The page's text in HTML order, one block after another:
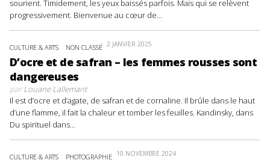
sourient. Timidement, les yeux baissés parfois. Mais qui se relèvent
progressivement. Bienvenue au cœur de...
CULTURE & ARTS NON CLASSÉ 2 JANVIER 2025
D’ocre et de safran – les femmes rousses sont
dangereuses
parLouane Lallemant
Il est d’ocre et d’agate, de safran et de cornaline. Il brûle dans le haut
d’une flamme, il fait la chaleur et tomber les feuilles. Kandinsky, dans
Du spirituel dans...
CULTURE & ARTS PHOTOGRAPHIE 10 NOVEMBRE 2024